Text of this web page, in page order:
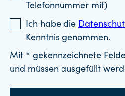
Telefonnummer mit)
Ich habe die
Kenntnis genommen.
Mit * gekennzeichnete
und müssen ausgefüllt